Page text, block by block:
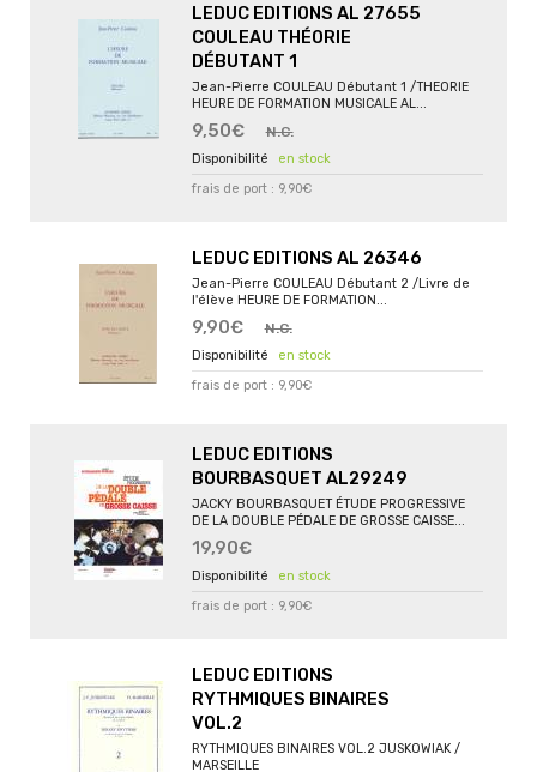
LEDUC EDITIONS AL 27655
COULEAU THÉORIE
DÉBUTANT 1
Jean-Pierre COULEAU Débutant 1 /THEORIE
HEURE DE FORMATION MUSICALE AL...
9,50€ N.C.
en stock
frais de port : 9,90€
LEDUC EDITIONS AL 26346
Jean-Pierre COULEAU Débutant 2 /Livre de
l'élève HEURE DE FORMATION...
9,90€ N.C.
en stock
frais de port : 9,90€
LEDUC EDITIONS
BOURBASQUET AL29249
JACKY BOURBASQUET ÉTUDE PROGRESSIVE
DE LA DOUBLE PÉDALE DE GROSSE CAISSE...
19,90€
en stock
frais de port : 9,90€
LEDUC EDITIONS
RYTHMIQUES BINAIRES
VOL.2
RYTHMIQUES BINAIRES VOL.2 JUSKOWIAK /
MARSEILLE